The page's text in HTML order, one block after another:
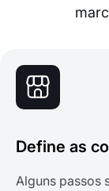
Define as
Alguns passos